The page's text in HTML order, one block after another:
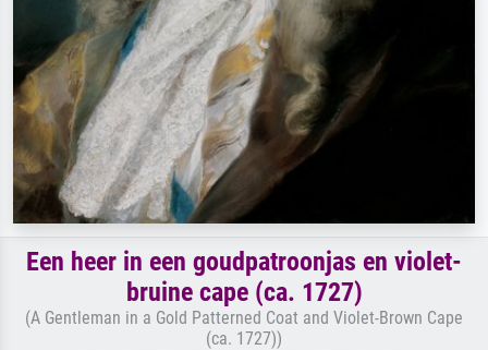
Een heer in een goudpatroonjas en violet-
bruine cape (ca. 1727)
(A Gentleman in a Gold Patterned Coat and Violet-Brown Cape
(ca. 1727))